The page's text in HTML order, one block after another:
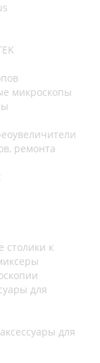
микроскопы
ремонта
столики к
для
для